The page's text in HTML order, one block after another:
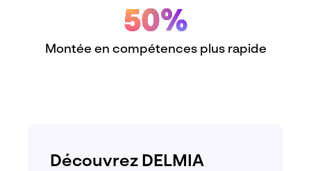
50%
Montée en compétences plus rapide
Découvrez DELMIA